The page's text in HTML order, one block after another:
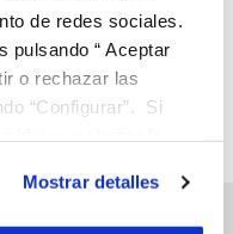
de redes sociales.
pulsando “ Aceptar
o rechazar las
“Configurar”. Si
web funcione y que
Puedes consultar
Mostrar detalles
Página 66 de 112